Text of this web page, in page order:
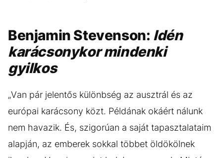
Benjamin Stevenson: Idén
karácsonykor mindenki
gyilkos
„Van pár jelentős különbség az ausztrál és az
európai karácsony közt. Példának okáért nálunk
nem havazik. És, szigorúan a saját tapasztalataim
alapján, az emberek sokkal többet öldökölnek